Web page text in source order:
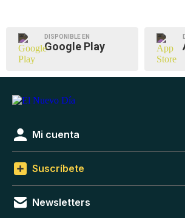
DISPONIBLE EN
Google Play
Mi cuenta
Suscríbete
Newsletters